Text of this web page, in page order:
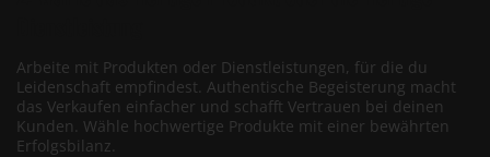
Arbeite mit Produkten oder Dienstleistungen, für die du
Leidenschaft empfindest. Authentische Begeisterung macht
das Verkaufen einfacher und schafft Vertrauen bei deinen
Kunden. Wähle hochwertige Produkte mit einer bewährten
Erfolgsbilanz.